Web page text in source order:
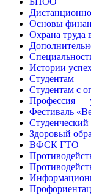
Основы
Охрана труда
Истории
Студентам
Студентам с
Профессия —
Фестиваль
Здоровый
ВФСК ГТО